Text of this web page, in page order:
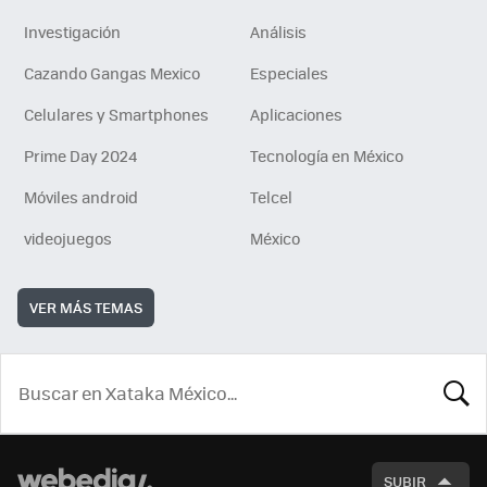
Investigación
Análisis
Cazando Gangas Mexico
Especiales
Celulares y Smartphones
Aplicaciones
Prime Day 2024
Tecnología en México
Móviles android
Telcel
videojuegos
México
VER MÁS TEMAS
SUBIR